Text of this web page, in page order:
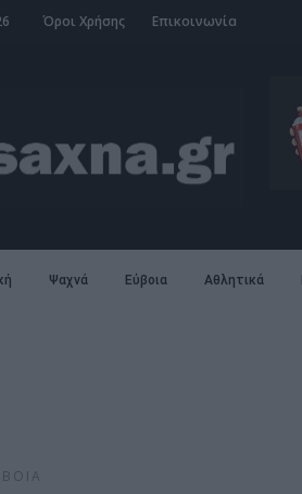
Όροι Χρήσης Επικοινωνία
Ψαχνά Εύβοια Αθλητικά